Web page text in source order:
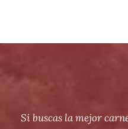
Si buscas la mejor